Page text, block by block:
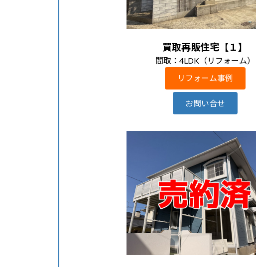
買取再販住宅【１】
間取：4LDK（リフォーム）
リフォーム事例
お問い合せ